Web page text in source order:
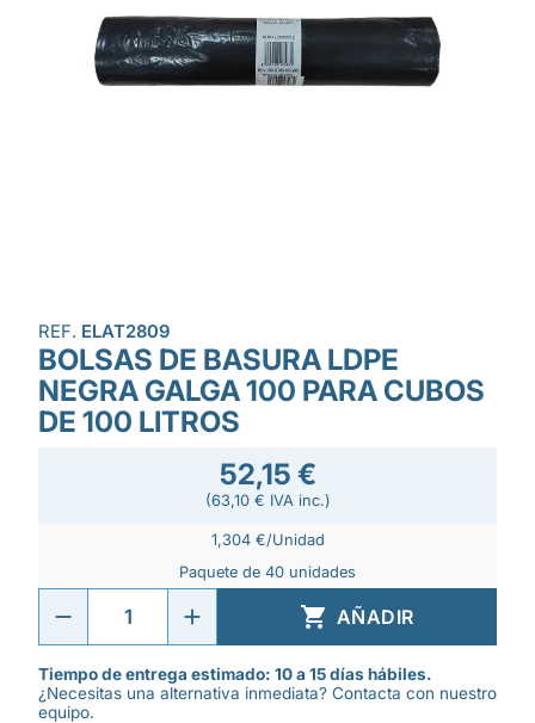
REF. ELAT2809
BOLSAS DE BASURA LDPE
NEGRA GALGA 100 PARA CUBOS
DE 100 LITROS
52,15 €
(63,10 € IVA inc.)
1,304 €/Unidad
Paquete de 40 unidades
 AÑADIR
Tiempo de entrega estimado: 10 a 15 días hábiles.
¿Necesitas una alternativa inmediata? Contacta con nuestro
equipo.